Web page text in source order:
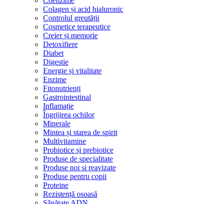
Colagen și acid hialuronic
Controlul greutății
Cosmetice terapeutice
Creier și memorie
Detoxifiere
Diabet
Digestie
Energie și vitalitate
Enzime
Fitonutrienți
Gastrointestinal
Inflamație
Îngrijirea ochilor
Minerale
Mintea și starea de spirit
Multivitamine
Probiotice și prebiotice
Produse de specialitate
Produse noi si reavizate
Produse pentru copii
Proteine
Rezistență osoasă